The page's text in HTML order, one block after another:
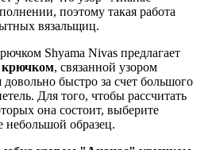
поэтому такая работа
вязальщиц.
Shyama Nivas предлагает
крючком, связанной узором
быстро за счет большого
Для того, чтобы рассчитать
она состоит, выберите
образец.